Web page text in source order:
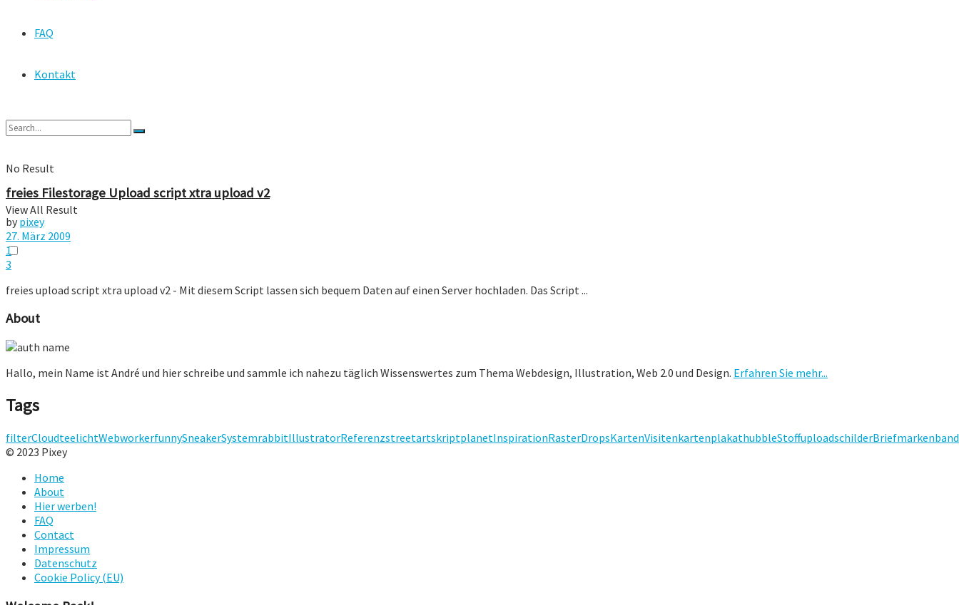
FAQ
Kontakt
No Result
View All Result
freies Filestorage Upload script xtra upload v2
by pixey
27. März 2009
1
3
freies upload script xtra upload v2 - Mit diesem Script lassen sich bequem Daten auf einen Server hochladen. Das Script ...
About
Hallo, mein Name ist André und hier schreibe und sammle ich nahezu täglich Wissenswertes zum Thema Webdesign, Illustration, Web 2.0 und Design. Erfahren Sie mehr...
Tags
filterCloudteelichtWebworkerfunnySneakerSystemrabbitIllustratorReferenzstreetartskriptplanetInspirationRasterDropsKartenVisitenkartenplakathubbleStoffuploadschilderBriefmarkenband
© 2023 Pixey
Home
About
Hier werben!
FAQ
Contact
Impressum
Datenschutz
Cookie Policy (EU)